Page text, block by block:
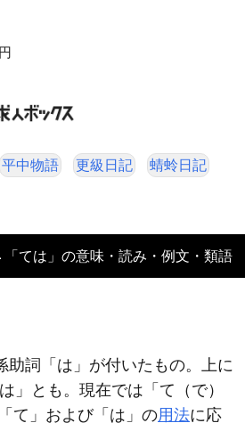
平中物語 更級日記 蜻蛉日記
「ては」の意味・読み・例文・類語
助詞「は」が付いたもの。上に
」とも。現在では「て（で）
て」および「は」の用法に応